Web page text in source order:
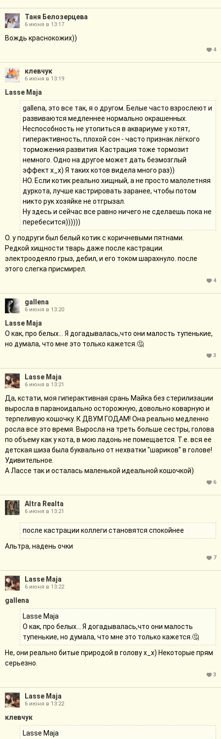
Таня Белозерцева
6 июня в 13:17
Вождь краснокожих))
4
клевчук
6 июня в 13:19
Lasse Maja
gallena, это все так, я о другом. Белые часто взрослеют и
развиваются медленнее нормально окрашенных.
Неспособность не утопиться в аквариуме у котят,
гиперактивность, плохой сон - часто признак лёгкого
торможения развития. Кастрация тоже тормозит
немного. Одно на другое может дать безмозглый
эффект х_х) Я таких котов видела много раз))
НО. Если котик реально хищный, а не просто малолетняя
дуркота, лучше кастрировать заранее, чтобы потом
никто рук хозяйке не отгрызал.
Ну здесь и сейчас все равно ничего не сделаешь пока не
перебесится))))))
О. у подруги был белый котик с коричневыми пятнами.
Редкой хищности тварь даже после кастрации.
электроодеяло грыз, дебил, и его током шарахнуло. после
этого слегка присмирел.
4
gallena
6 июня в 13:20
Lasse Maja
О как, про белых... Я догадывалась,что они малость тупенькие,
но думала, что мне это только кажется.🤔
3
Lasse Maja
6 июня в 13:21
Да, кстати, моя гиперактивная срань Майка без стерилизации
выросла в параноидально осторожную, довольно коварную и
терпеливую кошочку. К ДВУМ ГОДАМ! Она реально медленно
росла все это время. Выросла на треть больше сестры, голова
по объему как у кота, в мою ладонь не помещается. Т.е. вся ее
детская шиза была буквально от нехватки "шариков" в голове!
Удивительное.
А Лассе так и осталась маленькой идеальной кошочкой)
6
Altra Realta
6 июня в 13:21
после кастрации коллеги становятся спокойнее
Альтра, надень очки
7
Lasse Maja
6 июня в 13:22
gallena
Lasse Maja
О как, про белых... Я догадывалась,что они малость
тупенькие, но думала, что мне это только кажется.🤔
Не, они реально битые природой в голову х_х) Некоторые прям
серьезно.
3
Lasse Maja
6 июня в 13:22
клевчук
Lasse Maja